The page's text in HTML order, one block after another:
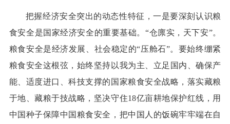
把握经济安全突出的动态性特征，一是要深刻认识粮
食安全是国家经济安全的重要基础。“仓廪实，天下安”。
粮食安全是经济发展、社会稳定的“压舱石”。要始终绷紧
粮食安全这根弦，始终坚持以我为主、立足国内、确保产
能、适度进口、科技支撑的国家粮食安全战略，落实藏粮
于地、藏粮于技战略，坚决守住18亿亩耕地保护红线，用
中国种子保障中国粮食安全，把中国人的饭碗牢牢端在自